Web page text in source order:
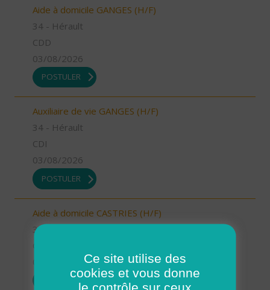
Aide à domicile GANGES (H/F)
34 - Hérault
CDD
03/08/2026
POSTULER
Auxiliaire de vie GANGES (H/F)
34 - Hérault
CDI
03/08/2026
POSTULER
Aide à domicile CASTRIES (H/F)
34 - Hérault
POSTULER
Ce site utilise des
cookies et vous donne
le contrôle sur ceux